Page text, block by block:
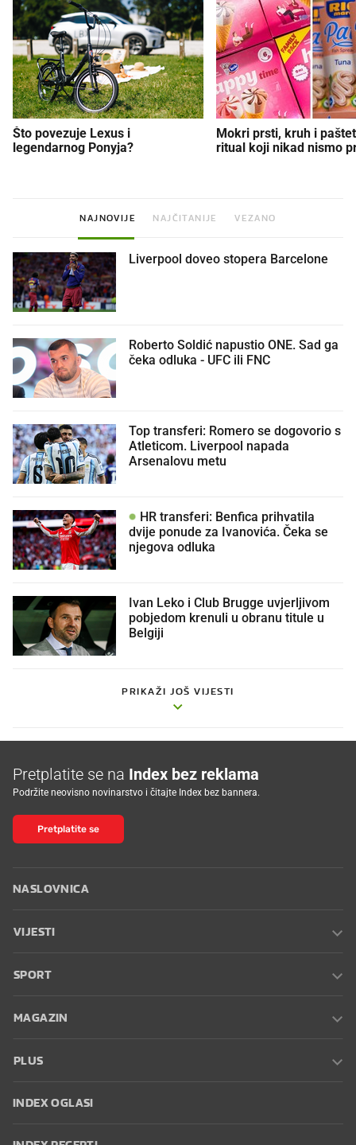
Što povezuje Lexus i
legendarnog Ponyja?
Mokri prsti, kruh i
ritual koji nikad nismo
NAJNOVIJE NAJČITANIJE VEZANO
Liverpool doveo stopera Barcelone
Roberto Soldić napustio ONE. Sad ga
čeka odluka - UFC ili FNC
Top transferi: Romero se dogovorio s
Atleticom. Liverpool napada
Arsenalovu metu
HR transferi: Benfica prihvatila
dvije ponude za Ivanovića. Čeka se
njegova odluka
Ivan Leko i Club Brugge uvjerljivom
pobjedom krenuli u obranu titule u
Belgiji
PRIKAŽI JOŠ VIJESTI
Pretplatite se na Index bez reklama
Podržite neovisno novinarstvo i čitajte Index bez bannera.
Pretplatite se
NASLOVNICA
VIJESTI
SPORT
MAGAZIN
PLUS
INDEX OGLASI